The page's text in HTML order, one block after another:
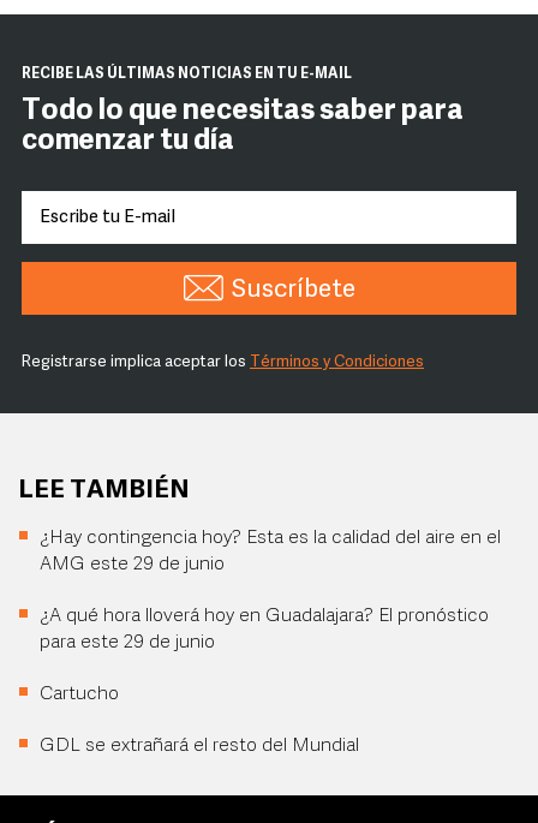
RECIBE LAS ÚLTIMAS NOTICIAS EN TU E-MAIL
Todo lo que necesitas saber para
comenzar tu día
Suscríbete
Registrarse implica aceptar los Términos y Condiciones
LEE TAMBIÉN
¿Hay contingencia hoy? Esta es la calidad del aire en el
AMG este 29 de junio
¿A qué hora lloverá hoy en Guadalajara? El pronóstico
para este 29 de junio
Cartucho
GDL se extrañará el resto del Mundial